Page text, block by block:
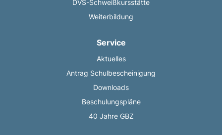
DVS-Schweißkursstätte
Weiterbildung
Service
Aktuelles
Antrag Schulbescheinigung
Downloads
Beschulungspläne
40 Jahre GBZ